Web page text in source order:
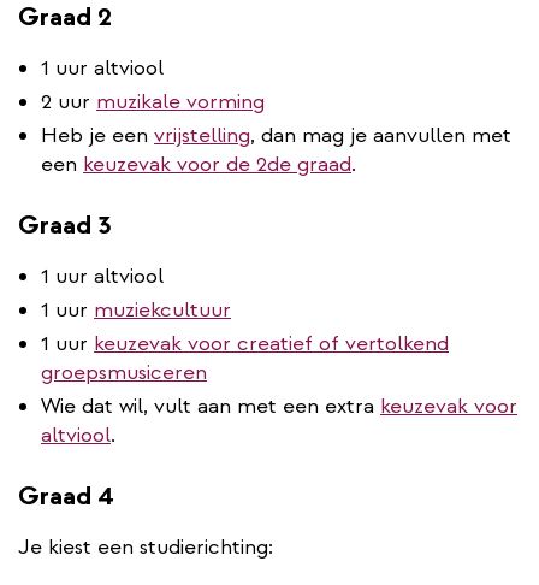
Graad 2
1 uur altviool
2 uur muzikale vorming
Heb je een vrijstelling, dan mag je aanvullen met
een keuzevak voor de 2de graad.
Graad 3
1 uur altviool
1 uur muziekcultuur
1 uur keuzevak voor creatief of vertolkend
groepsmusiceren
Wie dat wil, vult aan met een extra keuzevak voor
altviool.
Graad 4
Je kiest een studierichting: